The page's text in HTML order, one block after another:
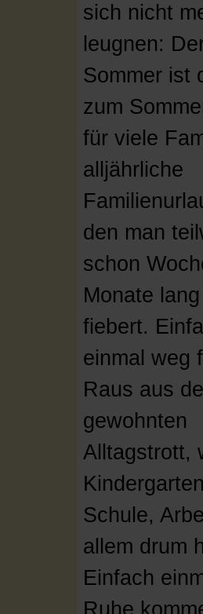
sich nicht
leugnen:
Sommer ist
zum
für viele
alljährliche
den man
schon
Monate
fiebert.
einmal weg
Raus aus
gewohnten
Alltagstrott,
Schule,
allem drum
Einfach
Ruhe